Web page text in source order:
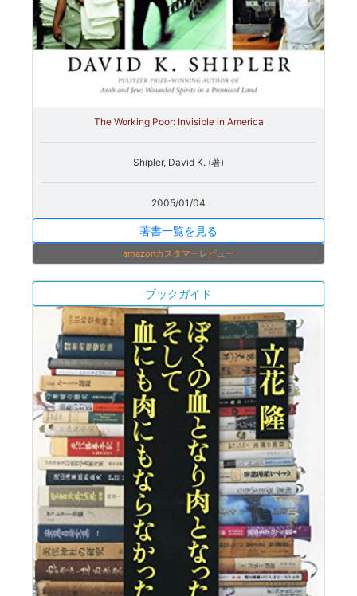
The Working Poor: Invisible in America
Shipler, David K. (著)
2005/01/04
著書一覧を見る
amazonカスタマーレビュー
ブックガイド